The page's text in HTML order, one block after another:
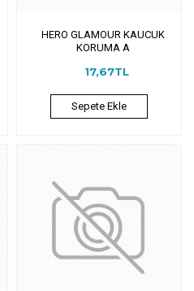
HERO GLAMOUR KAUCUK
KORUMA A
17,67TL
Sepete Ekle